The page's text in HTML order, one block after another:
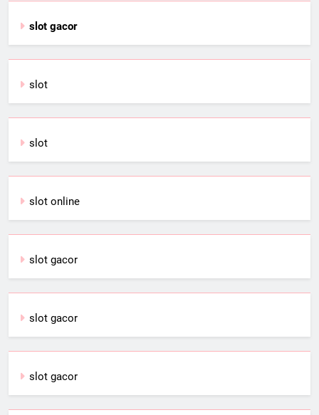
slot gacor
slot
slot
slot online
slot gacor
slot gacor
slot gacor